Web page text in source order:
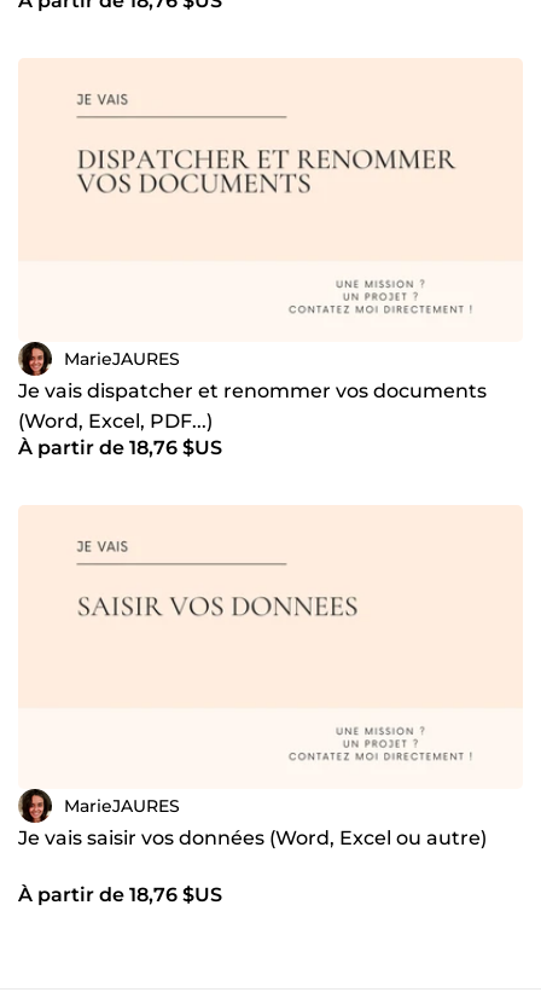
booster ton succès avec une expertise polyvalente et
MarieJAURES
Je vais dispatcher et renommer vos documents
(Word, Excel, PDF...)
À partir de 18,76 $US
MarieJAURES
Je vais saisir vos données (Word, Excel ou autre)
À partir de 18,76 $US